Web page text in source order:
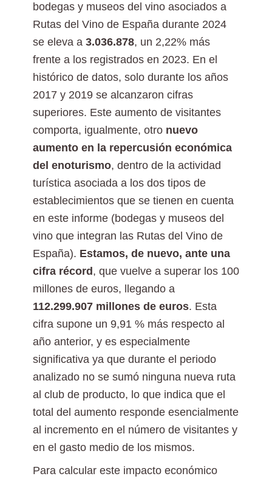
bodegas y museos del vino asociados a
Rutas del Vino de España durante 2024
se eleva a 3.036.878, un 2,22% más
frente a los registrados en 2023. En el
histórico de datos, solo durante los años
2017 y 2019 se alcanzaron cifras
superiores. Este aumento de visitantes
comporta, igualmente, otro nuevo
aumento en la repercusión económica
del enoturismo, dentro de la actividad
turística asociada a los dos tipos de
establecimientos que se tienen en cuenta
en este informe (bodegas y museos del
vino que integran las Rutas del Vino de
España). Estamos, de nuevo, ante una
cifra récord , que vuelve a superar los 100
millones de euros, llegando a
112.299.907 millones de euros. Esta
cifra supone un 9,91 % más respecto al
año anterior, y es especialmente
significativa ya que durante el periodo
analizado no se sumó ninguna nueva ruta
al club de producto, lo que indica que el
total del aumento responde esencialmente
al incremento en el número de visitantes y
en el gasto medio de los mismos.
Para calcular este impacto económico